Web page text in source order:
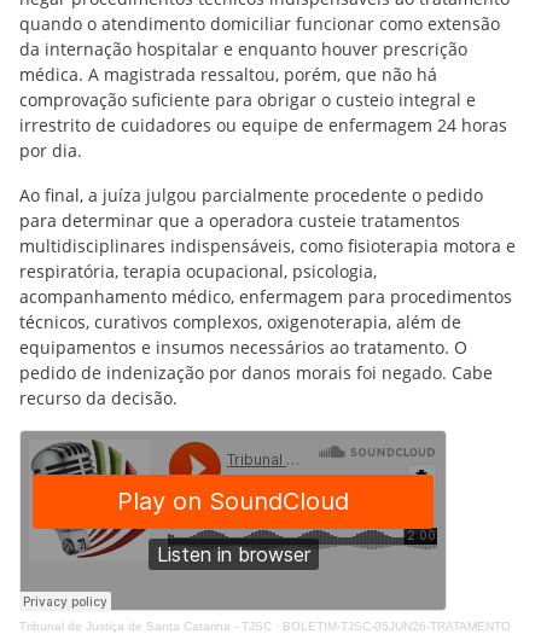
quando o atendimento domiciliar funcionar como extensão
da internação hospitalar e enquanto houver prescrição
médica. A magistrada ressaltou, porém, que não há
comprovação suficiente para obrigar o custeio integral e
irrestrito de cuidadores ou equipe de enfermagem 24 horas
por dia.
Ao final, a juíza julgou parcialmente procedente o pedido
para determinar que a operadora custeie tratamentos
multidisciplinares indispensáveis, como fisioterapia motora e
respiratória, terapia ocupacional, psicologia,
acompanhamento médico, enfermagem para procedimentos
técnicos, curativos complexos, oxigenoterapia, além de
equipamentos e insumos necessários ao tratamento. O
pedido de indenização por danos morais foi negado. Cabe
recurso da decisão.
Tribunal de Justiça de Santa Catarina - TJSC · BOLETIM-TJSC-05JUN26-TRATAMENTO